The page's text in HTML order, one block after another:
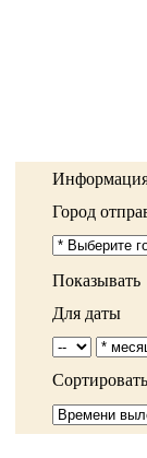
Информация
Город
Показывать
Для даты